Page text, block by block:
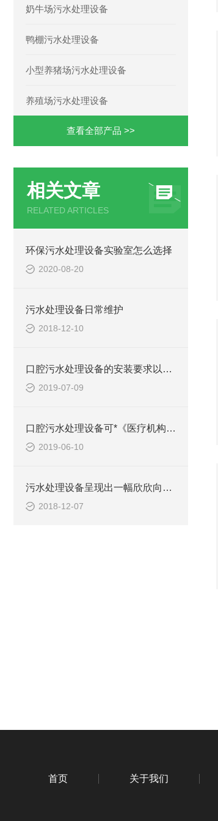
奶牛场污水处理设备
鸭棚污水处理设备
小型养猪场污水处理设备
养殖场污水处理设备
查看全部产品 >>
相关文章
RELATED ARTICLES
环保污水处理设备实验室怎么选择
2020-08-20
污水处理设备日常维护
2018-12-10
口腔污水处理设备的安装要求以及污水处理原则
2019-07-09
口腔污水处理设备可*《医疗机构水污染物排放标准》
2019-06-10
污水处理设备呈现出一幅欣欣向荣的发展前景
2018-12-07
首页 关于我们